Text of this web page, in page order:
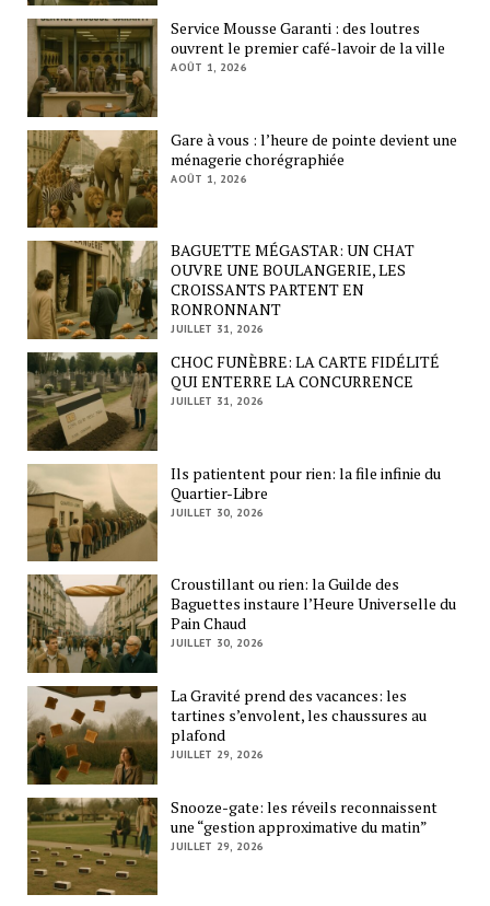
Service Mousse Garanti : des loutres
ouvrent le premier café-lavoir de la ville
AOÛT 1, 2026
Gare à vous : l’heure de pointe devient une
ménagerie chorégraphiée
AOÛT 1, 2026
BAGUETTE MÉGASTAR: UN CHAT
OUVRE UNE BOULANGERIE, LES
CROISSANTS PARTENT EN
RONRONNANT
JUILLET 31, 2026
CHOC FUNÈBRE: LA CARTE FIDÉLITÉ
QUI ENTERRE LA CONCURRENCE
JUILLET 31, 2026
Ils patientent pour rien: la file infinie du
Quartier-Libre
JUILLET 30, 2026
Croustillant ou rien: la Guilde des
Baguettes instaure l’Heure Universelle du
Pain Chaud
JUILLET 30, 2026
La Gravité prend des vacances: les
tartines s’envolent, les chaussures au
plafond
JUILLET 29, 2026
Snooze-gate: les réveils reconnaissent
une “gestion approximative du matin”
JUILLET 29, 2026